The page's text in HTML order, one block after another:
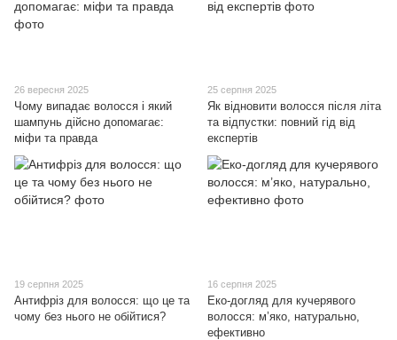
26 вересня 2025
Чому випадає волосся і який
шампунь дійсно допомагає:
міфи та правда
25 серпня 2025
Як відновити волосся після літа
та відпустки: повний гід від
експертів
19 серпня 2025
Антифріз для волосся: що це та
чому без нього не обійтися?
16 серпня 2025
Еко-догляд для кучерявого
волосся: м’яко, натурально,
ефективно